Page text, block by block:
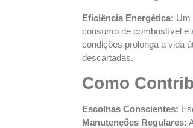
Eficiência Energética: Um
consumo de combustível e
condições prolonga a vida
descartadas.
Como
Escolhas Conscientes:
Manutenções Regulares: